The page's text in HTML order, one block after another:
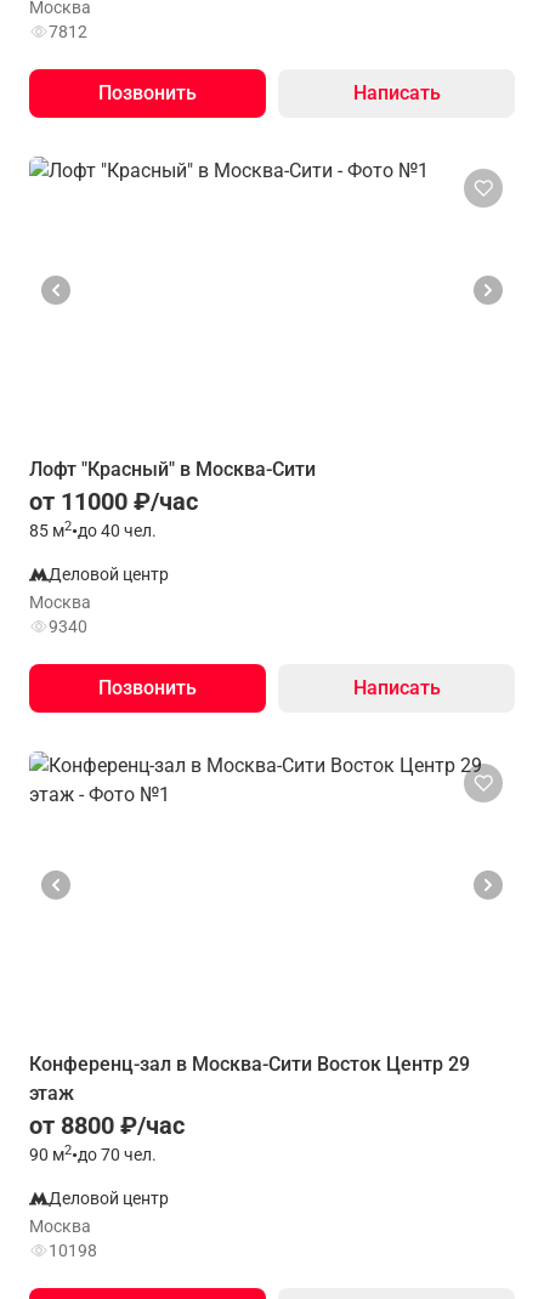
Москва
7812
Позвонить Написать
Лофт "Красный" в Москва-Сити
от 11000 ₽/час
85 м2•до 40 чел.
Деловой центр
Москва
9340
Позвонить Написать
Конференц-зал в Москва-Сити Восток Центр 29
этаж
от 8800 ₽/час
90 м2•до 70 чел.
Деловой центр
Москва
10198